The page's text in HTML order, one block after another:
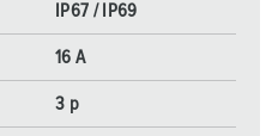
IP67 / IP69
16 A
3 p